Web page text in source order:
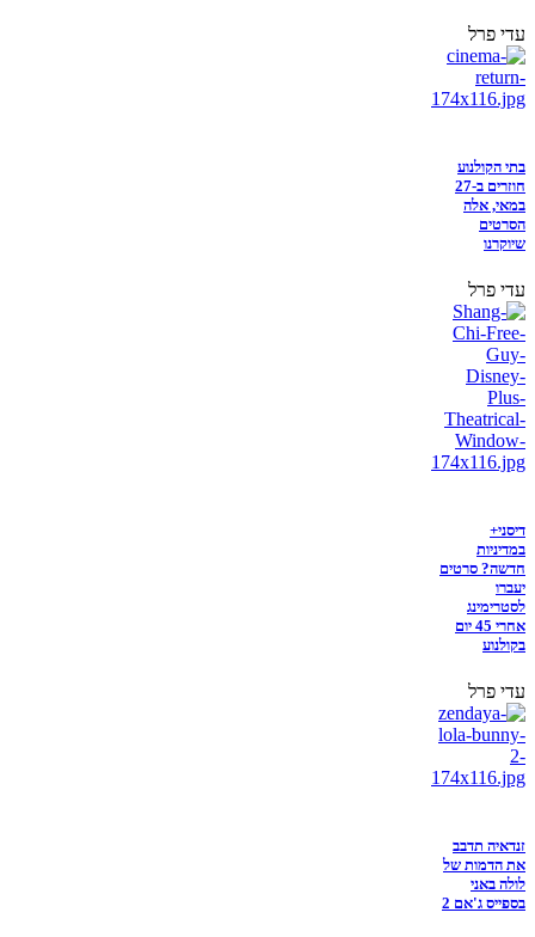
עדי פרל
בתי הקולנוע
חוזרים ב-27
במאי, אלה
הסרטים
שיוקרנו
עדי פרל
דיסני+
במדיניות
חדשה? סרטים
יעברו
לסטרימינג
אחרי 45 יום
בקולנוע
עדי פרל
זנדאיה תדבב
את הדמות של
לולה באני
בספייס ג'אם 2